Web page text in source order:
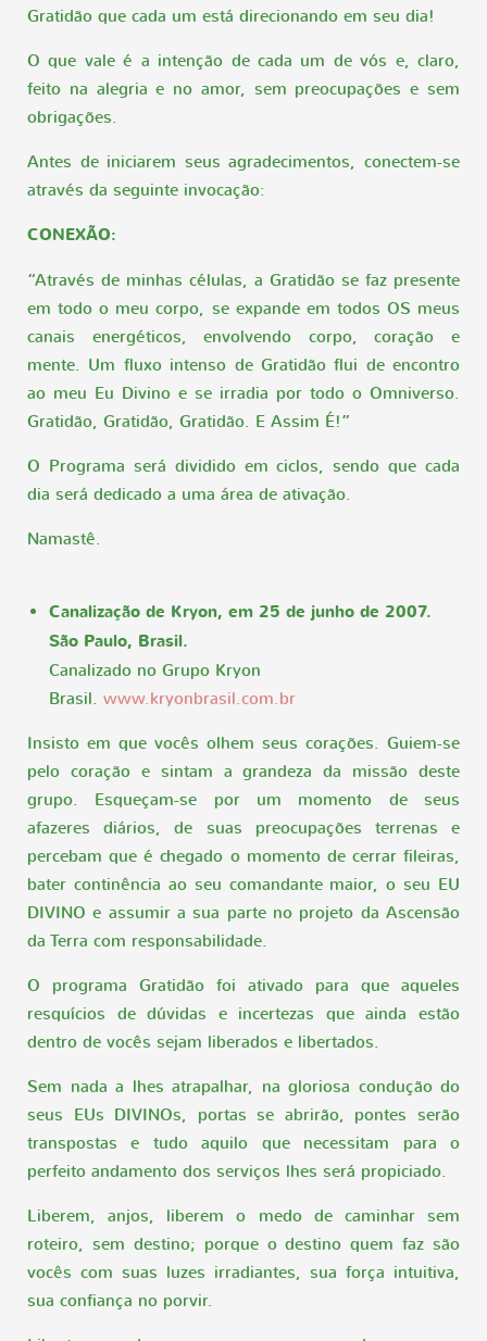
Gratidão que cada um está direcionando em seu dia!
O que vale é a intenção de cada um de vós e, claro,
feito na alegria e no amor, sem preocupações e sem
obrigações.
Antes de iniciarem seus agradecimentos, conectem-se
através da seguinte invocação:
CONEXÃO:
“Através de minhas células, a Gratidão se faz presente
em todo o meu corpo, se expande em todos OS meus
canais energéticos, envolvendo corpo, coração e
mente. Um fluxo intenso de Gratidão flui de encontro
ao meu Eu Divino e se irradia por todo o Omniverso.
Gratidão, Gratidão, Gratidão. E Assim É!”
O Programa será dividido em ciclos, sendo que cada
dia será dedicado a uma área de ativação.
Namastê.
Canalização de Kryon, em 25 de junho de 2007.
São Paulo, Brasil.
Canalizado no Grupo Kryon
Brasil. www.kryonbrasil.com.br
Insisto em que vocês olhem seus corações. Guiem-se
pelo coração e sintam a grandeza da missão deste
grupo. Esqueçam-se por um momento de seus
afazeres diários, de suas preocupações terrenas e
percebam que é chegado o momento de cerrar fileiras,
bater continência ao seu comandante maior, o seu EU
DIVINO e assumir a sua parte no projeto da Ascensão
da Terra com responsabilidade.
O programa Gratidão foi ativado para que aqueles
resquícios de dúvidas e incertezas que ainda estão
dentro de vocês sejam liberados e libertados.
Sem nada a lhes atrapalhar, na gloriosa condução do
seus EUs DIVINOs, portas se abrirão, pontes serão
transpostas e tudo aquilo que necessitam para o
perfeito andamento dos serviços lhes será propiciado.
Liberem, anjos, liberem o medo de caminhar sem
roteiro, sem destino; porque o destino quem faz são
vocês com suas luzes irradiantes, sua força intuitiva,
sua confiança no porvir.